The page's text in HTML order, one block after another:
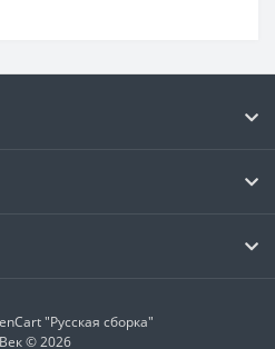
"Русская сборка"
© 2026